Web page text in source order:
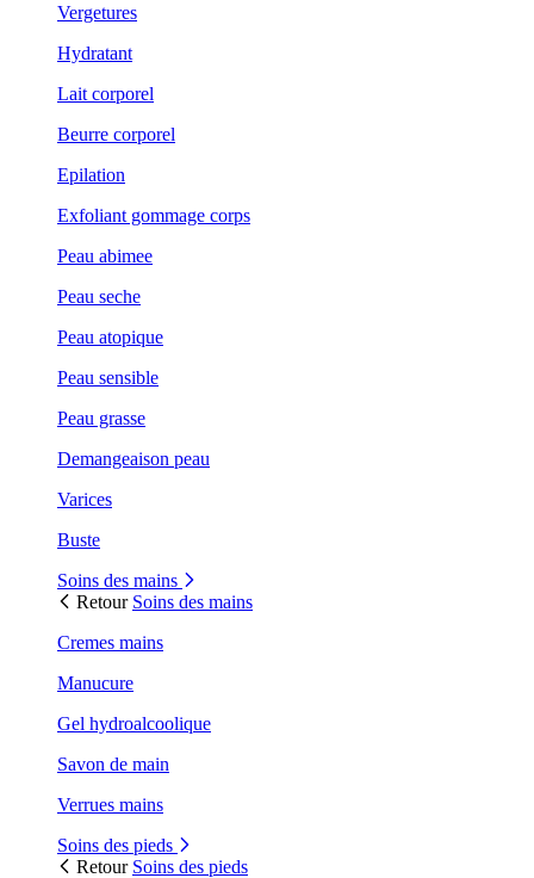
Vergetures
Hydratant
Lait corporel
Beurre corporel
Epilation
Exfoliant gommage corps
Peau abimee
Peau seche
Peau atopique
Peau sensible
Peau grasse
Demangeaison peau
Varices
Buste
Soins des mains
Retour Soins des mains
Cremes mains
Manucure
Gel hydroalcoolique
Savon de main
Verrues mains
Soins des pieds
Retour Soins des pieds